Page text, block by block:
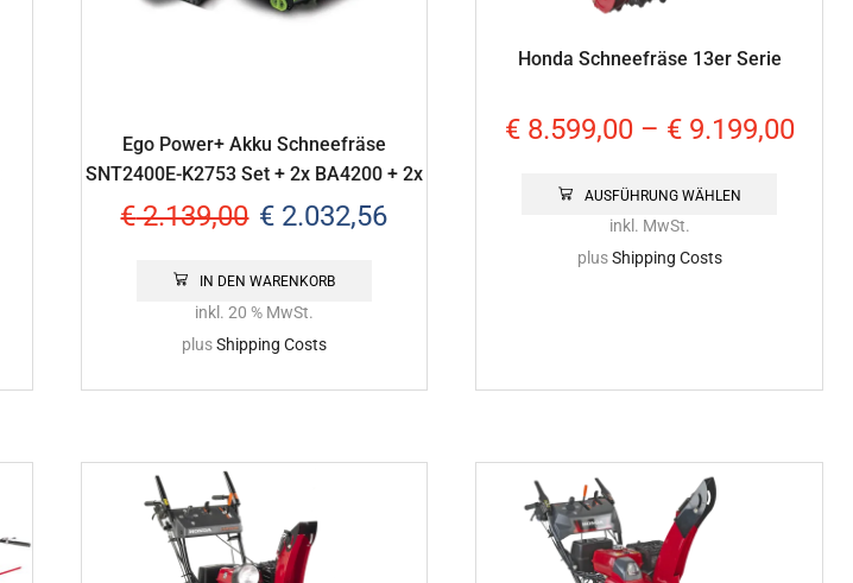
Ego Power+ Akku Schneefräse
SNT2400E-K2753 Set + 2x BA4200 + 2x
CH5500E
€2.139,00 € 2.032,56
IN DEN WARENKORB
inkl. 20 % MwSt.
plusShipping Costs
Honda Schneefräse 13er Serie
€8.599,00– €9.199,00
AUSFÜHRUNG WÄHLEN
inkl. MwSt.
plusShipping Costs